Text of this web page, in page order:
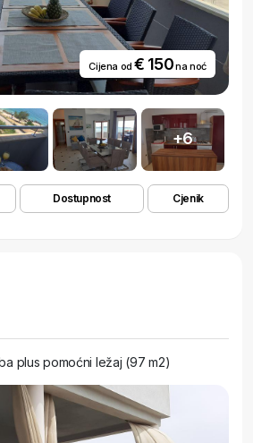
Cijena od€ 150na noć
+6
Dostupnost Cjenik
plus pomoćni ležaj (97 m2)